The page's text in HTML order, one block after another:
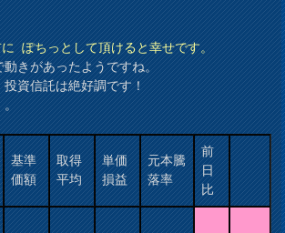
ぽちっとして頂けると幸せです。
動きがあったようですね。
投資信託は絶好調です！
。
基準
価額
取得
平均
単価
損益
元本騰
落率
前
日
比